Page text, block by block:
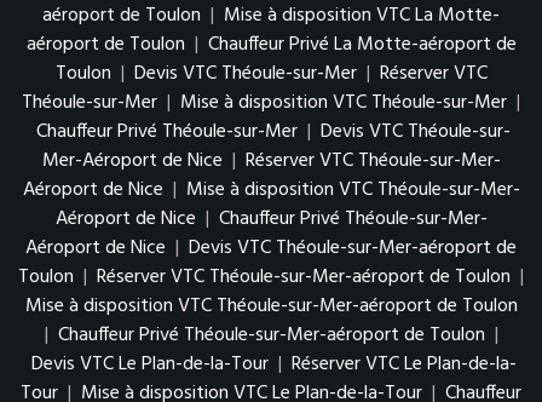
aéroport de Toulon | Mise à disposition VTC La Motte-
aéroport de Toulon | Chauffeur Privé La Motte-aéroport de
Toulon | Devis VTC Théoule-sur-Mer | Réserver VTC
Théoule-sur-Mer | Mise à disposition VTC Théoule-sur-Mer |
Chauffeur Privé Théoule-sur-Mer | Devis VTC Théoule-sur-
Mer-Aéroport de Nice | Réserver VTC Théoule-sur-Mer-
Aéroport de Nice | Mise à disposition VTC Théoule-sur-Mer-
Aéroport de Nice | Chauffeur Privé Théoule-sur-Mer-
Aéroport de Nice | Devis VTC Théoule-sur-Mer-aéroport de
Toulon | Réserver VTC Théoule-sur-Mer-aéroport de Toulon |
Mise à disposition VTC Théoule-sur-Mer-aéroport de Toulon
| Chauffeur Privé Théoule-sur-Mer-aéroport de Toulon |
Devis VTC Le Plan-de-la-Tour | Réserver VTC Le Plan-de-la-
Tour | Mise à disposition VTC Le Plan-de-la-Tour | Chauffeur